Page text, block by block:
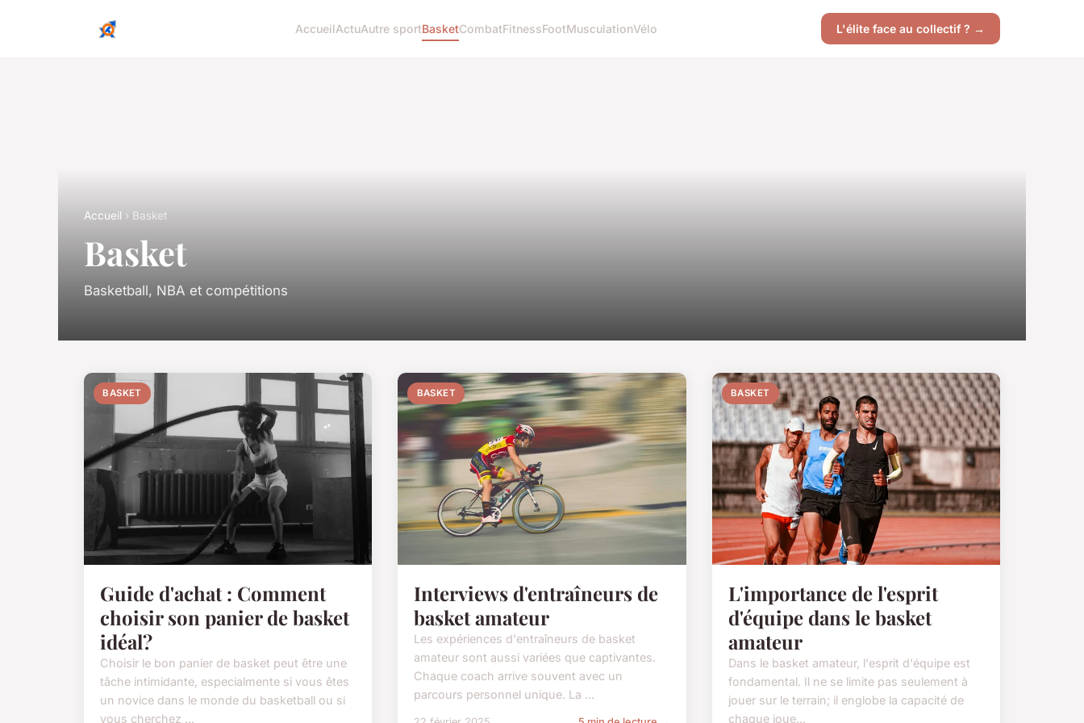
AccueilActuAutre sportBasketCombatFitnessFootMusculationVélo L'élite face au collectif ? →
Accueil › Basket
Basket
Basketball, NBA et compétitions
BASKET
Guide d'achat : Comment
choisir son panier de basket
idéal?
Choisir le bon panier de basket peut être une
tâche intimidante, especialmente si vous êtes
un novice dans le monde du basketball ou si
vous cherchez ...
BASKET
Interviews d'entraîneurs de
basket amateur
Les expériences d'entraîneurs de basket
amateur sont aussi variées que captivantes.
Chaque coach arrive souvent avec un
parcours personnel unique. La ...
BASKET
L'importance de l'esprit
d'équipe dans le basket
amateur
Dans le basket amateur, l'esprit d'équipe est
fondamental. Il ne se limite pas seulement à
jouer sur le terrain; il englobe la capacité de
chaque joue...